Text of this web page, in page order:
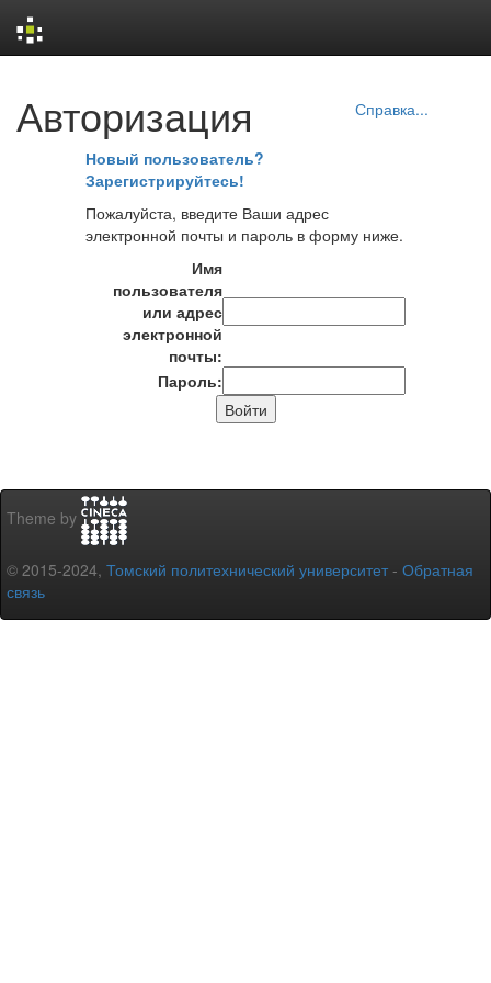
navigation
Авторизация Справка...
Новый пользователь?
Зарегистрируйтесь!
Пожалуйста, введите Ваши адрес
электронной почты и пароль в форму ниже.
Имя
пользователя
или адрес
электронной
почты:
Пароль:
Theme by
© 2015-2024, Томский политехнический университет - Обратная
связь